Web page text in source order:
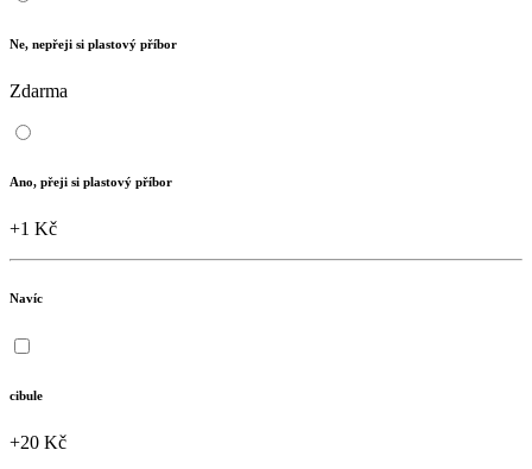
Ne, nepřeji si plastový příbor
Zdarma
Ano, přeji si plastový příbor
+1 Kč
Navíc
cibule
+20 Kč